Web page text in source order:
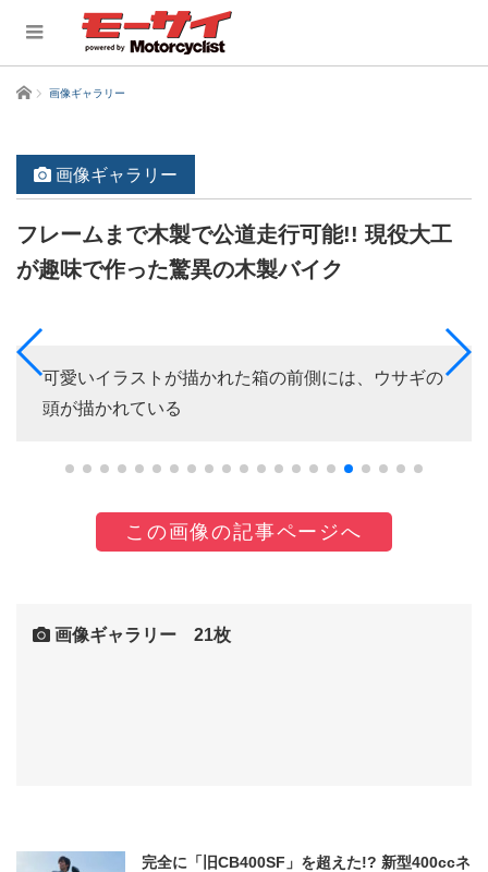
ホーム 画像ギャラリー
画像ギャラリー
フレームまで木製で公道走行可能!! 現役大工
が趣味で作った驚異の木製バイク
可愛いイラストが描かれた箱の前側には、ウサギの
頭が描かれている
この画像の記事ページへ
画像ギャラリー 21枚
完全に「旧CB400SF」を超えた!? 新型400ccネ